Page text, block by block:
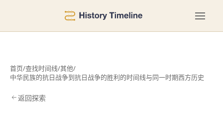
首页/查找时间线/其他/
中华民族的抗日战争到抗日战争的胜利的时间线与同一时期西方历史
返回探索